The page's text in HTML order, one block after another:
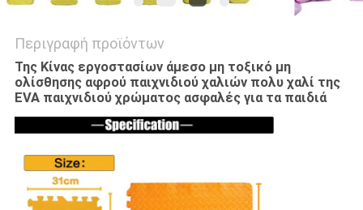
Περιγραφή προϊόντων
Της Κίνας εργοστασίων άμεσο μη τοξικό μη
ολίσθησης αφρού παιχνιδιού χαλιών πολυ χαλί της
EVA παιχνιδιού χρώματος ασφαλές για τα παιδιά